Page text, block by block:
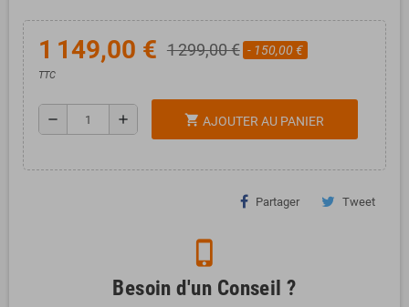
1 149,00 € 1 299,00 € - 150,00 €
TTC
remove add shopping_cart AJOUTER AU PANIER
Partager Tweet
phone_iphone
Besoin d'un Conseil ?